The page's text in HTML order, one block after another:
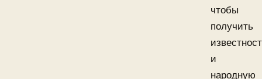
чтобы
получить
и
народную